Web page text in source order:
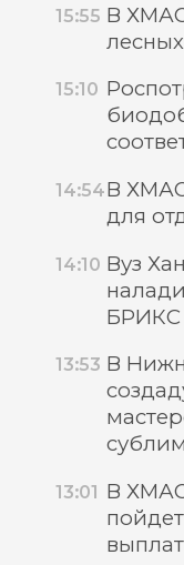
15:55 В
15:10
14:54В
для
14:10 Вуз
БРИКС
13:53 В
13:01 В